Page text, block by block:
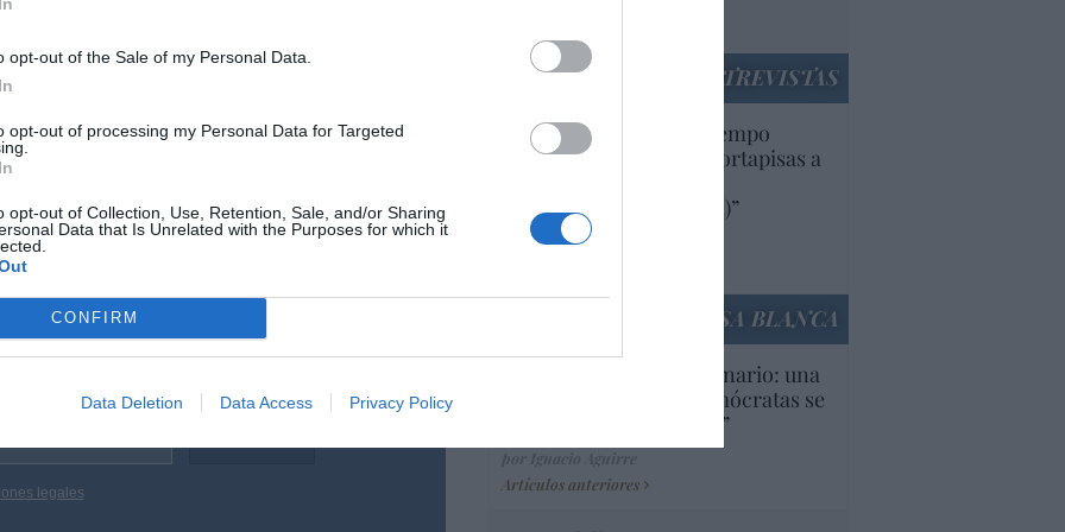
opt-out of the Sale of my Personal Data.
opt-out of processing my Personal Data for Targeted
opt-out of Collection, Use, Retention, Sale, and/or Sharing
Data that Is Unrelated with the Purposes for which it
CONFIRM
Data Deletion Data Access Privacy Policy
explica otra vecina.
en calidad de presidenta de la
el caso está atascado en los juzgados de
puede entrar porque el okupa no abre la
a que el juez permita la incautación.
y la gente sigue encerrada”.
este artículo?
newsletter y recibe cada dia
legales
ENTREVISTAS
“Europa lleva mucho tiempo
poniendo aranceles y cortapisas a
americanas (y europeas)”
por Ana Sánchez Arjona
LA CASA BLANCA
EEUU. Inquietante escenario: una
tercera parte de los demócratas se
define como “socialista”
Artículos anteriores